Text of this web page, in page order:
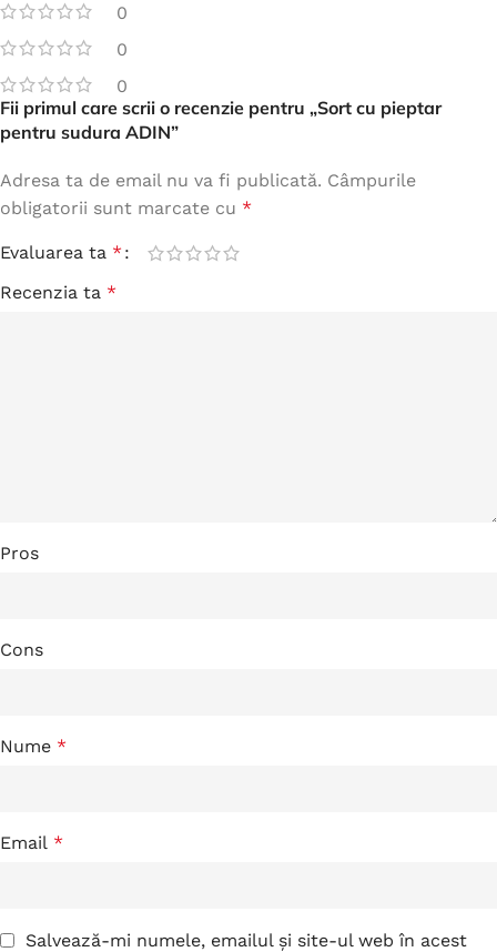
0
0
0
Fii primul care scrii o recenzie pentru „Sort cu pieptar
pentru sudura ADIN”
Adresa ta de email nu va fi publicată. Câmpurile
obligatorii sunt marcate cu *
Evaluarea ta *
Recenzia ta *
Pros
Cons
Nume *
Email *
Salvează-mi numele, emailul și site-ul web în acest